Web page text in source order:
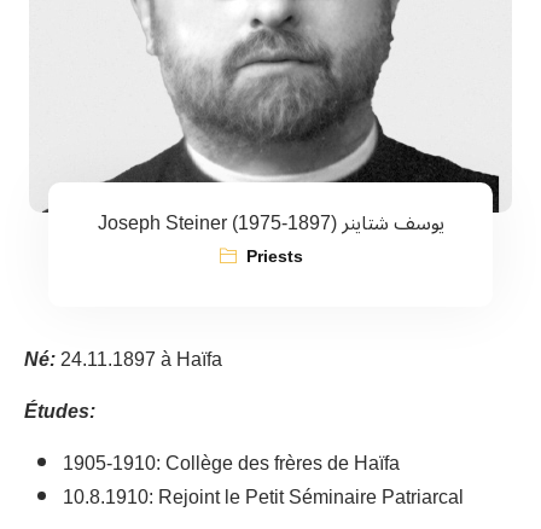
Joseph Steiner يوسف شتاينر (1897-1975)
Priests
Né:24.11.1897 à Haïfa
Études:
1905-1910: Collège des frères de Haïfa
10.8.1910: Rejoint le Petit Séminaire Patriarcal